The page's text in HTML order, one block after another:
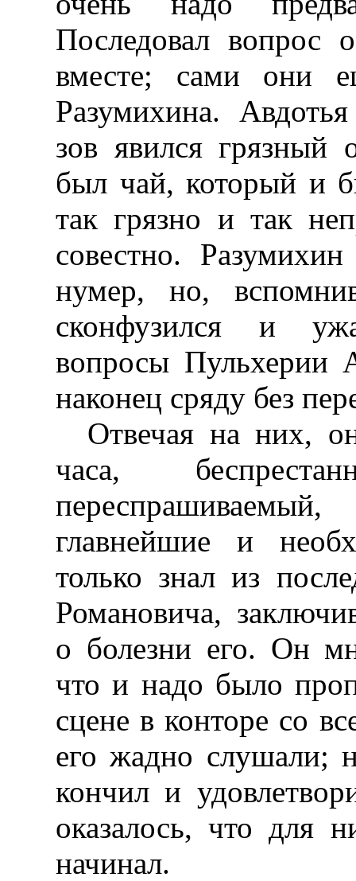
Последовал вопрос
вместе; сами они
Разумихина.
зов явился грязный
был чай, который и
так грязно и так
совестно.
нумер, но,
сконфузился и
вопросы Пульхерии
наконец сряду без
Отвечая на них,
часа,
главнейшие и
только знал из
Романовича,
о болезни его. Он
что и надо было
сцене в конторе со
его жадно слушали;
кончил и
оказалось, что для
начинал.